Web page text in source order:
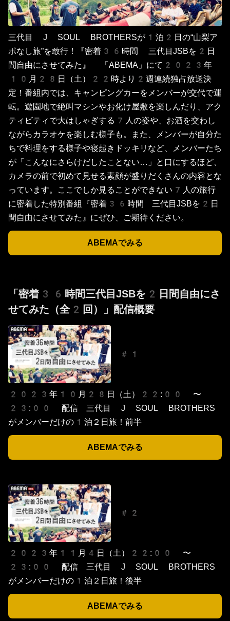
三代目 J SOUL BROTHERSが1泊2日の“山梨ア
ポなし旅”を敢行！『密着36時間 三代目JSBを2日
間自由にさせてみた』 「ABEMA」にて2023年
10月28日（土）22時より2週連続独占放送決
定！番組内では、キャンピングカーをメンバーが交代で運
転。遊園地で絶叫マシンやお化け屋敷を楽しんだり、アク
ティビティで大はしゃぎする7人の姿や、お酒を交わし
ながらカラオケを楽しむ様子も。また、メンバーが自分た
ちで料理をする様子や寝起きドッキリなど、メンバーたち
が「こんなにさらけだしたことない…」と口にするほど、
カメラの前で初めて見せる素顔が盛りだくさんの内容とな
っています。ここでしか見ることができない7人の旅行
に密着した特別番組『密着36時間 三代目JSBを2日
間自由にさせてみた』にぜひ、ご期待ください。
ABEMAでみる
「密着36時間三代目JSBを2日間自由にさ
せてみた（全2回）」配信概要
#1
2023年10月28日（土）22:00 〜
23:00 配信 三代目 J SOUL BROTHERS
がメンバーだけの1泊２日旅！前半
ABEMAでみる
#2
2023年11月4日（土）22:00 〜
23:00 配信 三代目 J SOUL BROTHERS
がメンバーだけの1泊２日旅！後半
ABEMAでみる